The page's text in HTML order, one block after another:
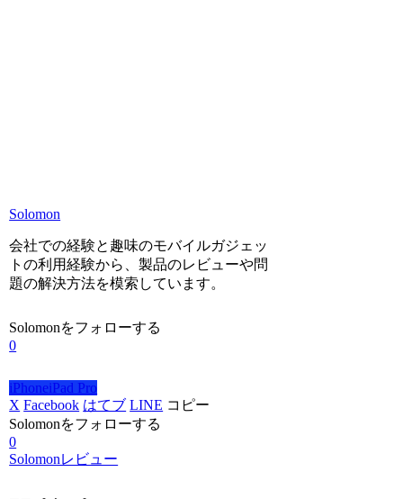
Solomon
会社での経験と趣味のモバイルガジェッ
トの利用経験から、製品のレビューや問
題の解決方法を模索しています。
Solomonをフォローする
0
iPhoneiPad Pro
X Facebook はてブ LINE コピー
Solomonをフォローする
0
Solomonレビュー